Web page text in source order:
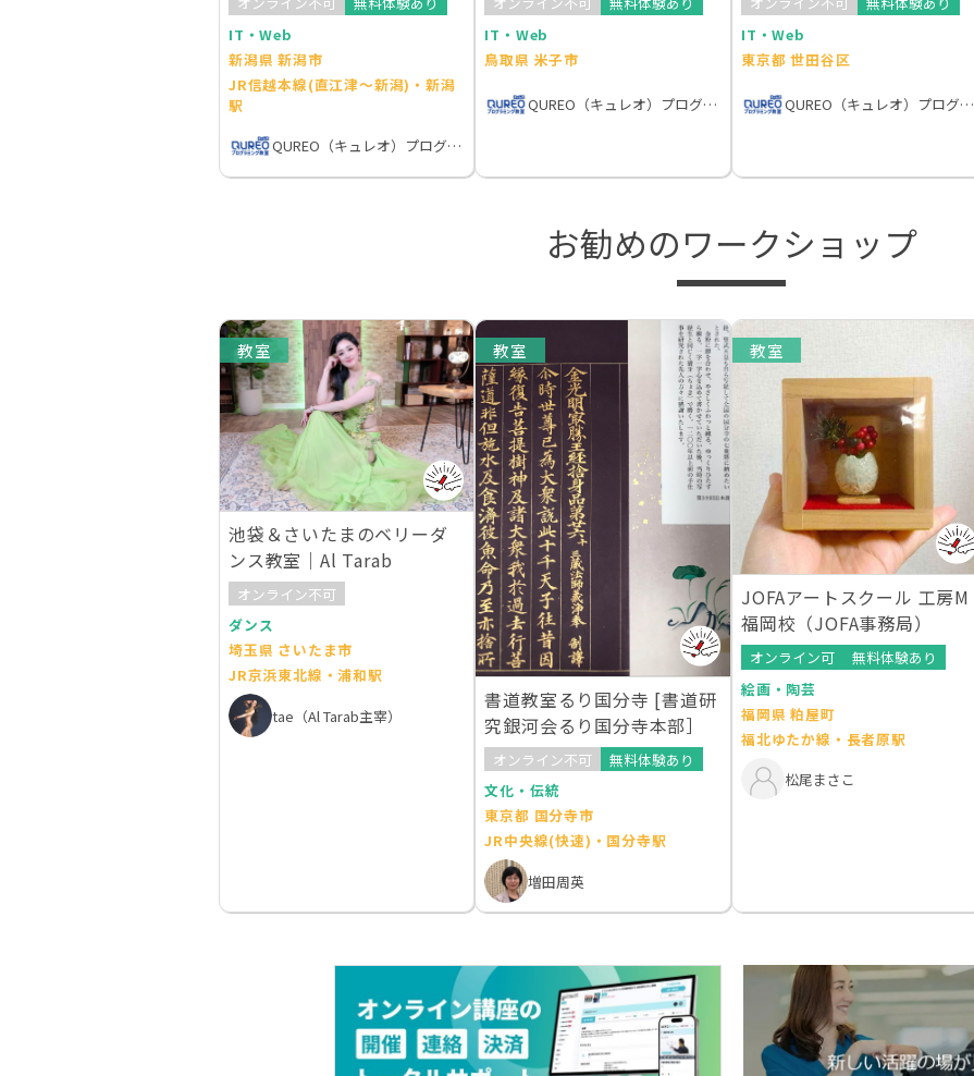
IT・Web
新潟県 新潟市
JR信越本線(直江津～新潟)・新潟
駅
QUREO（キュレオ）プログラミング教室
IT・Web
鳥取県 米子市
QUREO（キュレオ）プログラミング教室
IT・Web
東京都 世田谷区
QUREO（キュレオ）プログラミング教室
お勧めのワークショップ
教室
池袋＆さいたまのベリーダ
ンス教室｜Al Tarab
オンライン不可
ダンス
埼玉県 さいたま市
JR京浜東北線・浦和駅
tae（Al Tarab主宰）
教室
書道教室るり国分寺 [書道研
究銀河会るり国分寺本部］
オンライン不可
無料体験あり
文化・伝統
東京都 国分寺市
JR中央線(快速)・国分寺駅
増田周英
教室
JOFAアートスクール 工房M
福岡校（JOFA事務局）
オンライン可
無料体験あり
絵画・陶芸
福岡県 粕屋町
福北ゆたか線・長者原駅
松尾まさこ